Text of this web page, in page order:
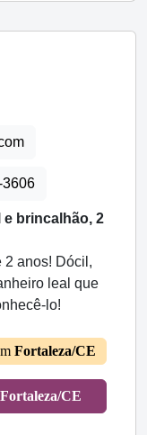
3606
e brincalhão, 2
2 anos! Dócil,
leal que
lo!
Fortaleza/CE
Fortaleza/CE